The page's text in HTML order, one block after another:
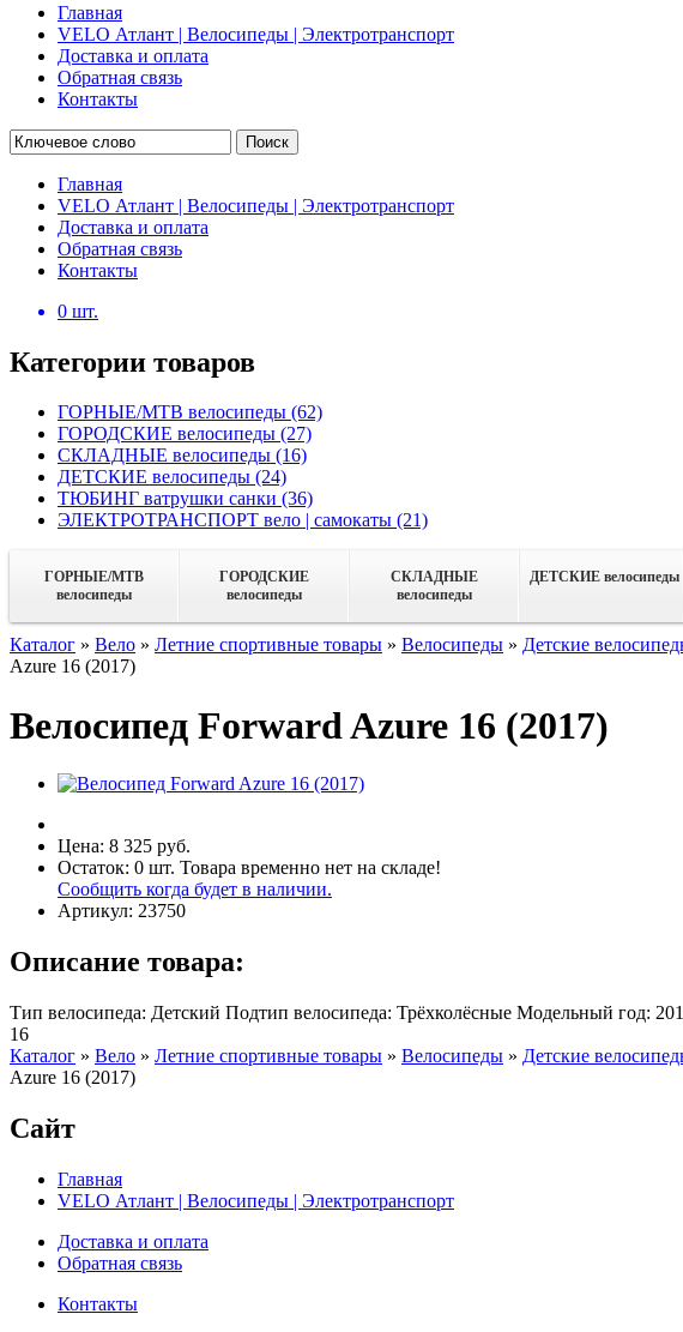
Главная
VELO Атлант | Велосипеды | Электротранспорт
Доставка и оплата
Обратная связь
Контакты
Поиск
Главная
VELO Атлант | Велосипеды | Электротранспорт
Доставка и оплата
Обратная связь
Контакты
0 шт.
Категории товаров
ГОРНЫЕ/MTB велосипеды (62)
ГОРОДСКИЕ велосипеды (27)
СКЛАДНЫЕ велосипеды (16)
ДЕТСКИЕ велосипеды (24)
ТЮБИНГ ватрушки санки (36)
ЭЛЕКТРОТРАНСПОРТ вело | самокаты (21)
ГОРНЫЕ/MTB
велосипеды
ГОРОДСКИЕ
велосипеды
СКЛАДНЫЕ
велосипеды
ДЕТСКИЕ велосипеды
Каталог » Вело » Летние спортивные товары » Велосипеды » Детские
Azure 16 (2017)
Велосипед Forward Azure 16 (2017)
Цена: 8 325 руб.
Остаток: 0 шт. Товара временно нет на складе!
Сообщить когда будет в наличии.
Артикул: 23750
Описание товара:
Тип велосипеда: Детский Подтип велосипеда: Трёхколёсные Модельный год:
16
Каталог » Вело » Летние спортивные товары » Велосипеды » Детские
Azure 16 (2017)
Сайт
Главная
VELO Атлант | Велосипеды | Электротранспорт
Доставка и оплата
Обратная связь
Контакты